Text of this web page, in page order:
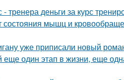
тренера деньги за курс
состояния мышц и
уже приписали новый
один этап в жизни, еще